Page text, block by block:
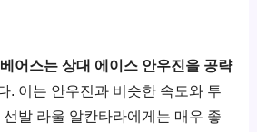
어스는 상대 에이스 안우진을 공략
. 이는 안우진과 비슷한 속도와 투
발 라울 알칸타라에게는 매우 좋